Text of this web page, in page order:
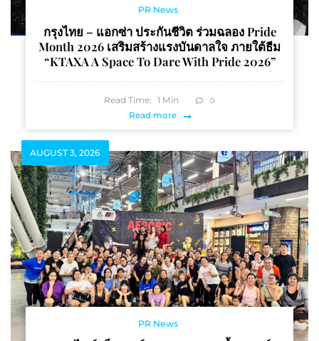
PR News
กรุงไทย – แอกซ่า ประกันชีวิต ร่วมฉลอง Pride
Month 2026 เสริมสร้างแรงบันดาลใจ ภายใต้ธีม
“KTAXA A Space To Dare With Pride 2026”
Read Time: 1 Min 0
Read more
AUGUST 3, 2026
PR News